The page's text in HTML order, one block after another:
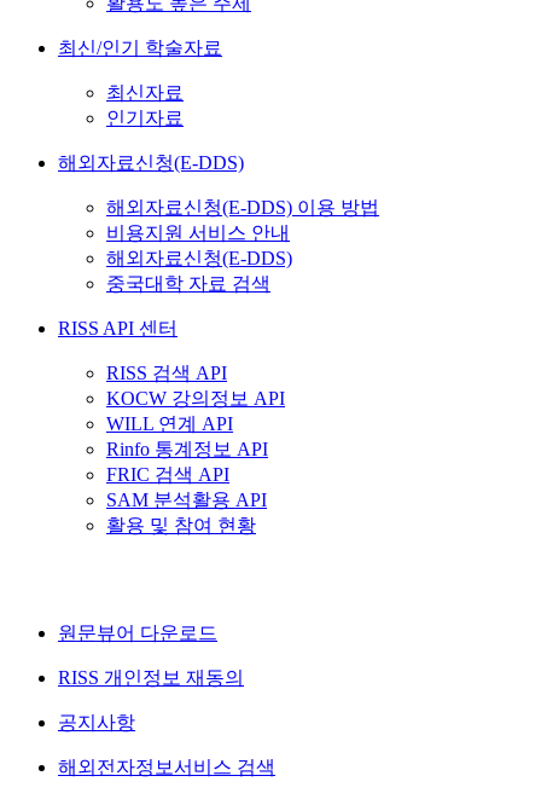
최신/인기 학술자료
최신자료
인기자료
해외자료신청(E-DDS)
해외자료신청(E-DDS) 이용 방법
비용지원 서비스 안내
해외자료신청(E-DDS)
중국대학 자료 검색
RISS API 센터
RISS 검색 API
KOCW 강의정보 API
WILL 연계 API
Rinfo 통계정보 API
FRIC 검색 API
SAM 분석활용 API
활용 및 참여 현황
원문뷰어 다운로드
RISS 개인정보 재동의
공지사항
해외전자정보서비스 검색